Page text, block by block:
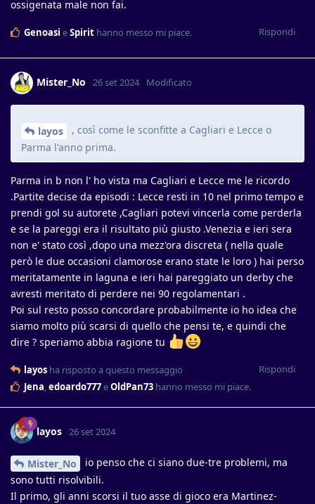
ossigenata male non fai.
Rispondi
Genoasi eSpirit hanno messo mi piace.
Mister_No 26 set 2024 Modificato
layos
, così come le sconfitte a Cagliari e Lecce o
Parma l'anno prima.
Parma in b non l' ho vista ma Cagliari e Lecce me le ricordo
.Partite decise da episodi : Lecce resti in 10 nel primo tempo e
prendi gol su autorete ,Cagliari potevi vincerla come perderla
e se la pareggi era il risultato più giusto .Venezia e ieri sera
non e' stato così ,dopo una mezz'ora discreta ( nella quale
però le due occasioni clamorose erano state le loro ) hai perso
meritatamente in laguna e ieri hai pareggiato un derby che
avresti meritato di perdere nei 90 regolamentari .
Poi sul resto posso concordare probabilmente io ho idea che
siamo molto più scarsi di quello che pensi te, e quindi che
dire ? speriamo abbia ragione tu
Rispondi
layos ha risposto a questo messaggio
Jena,edoardo777eOldPan73 hanno messo mi piace.
layos 26 set 2024
Mister_No
io penso che ci siano due-tre problemi, ma
sono tutti risolvibili.
Il primo, gli anni scorsi il tuo asse di gioco era Martinez-